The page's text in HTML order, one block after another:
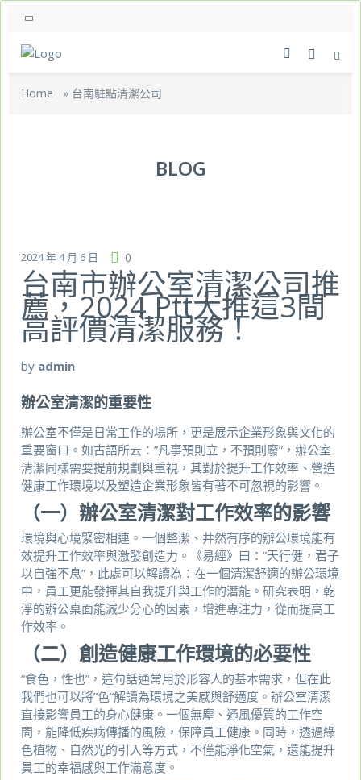
Home » 台南駐點清潔公司
BLOG
2024 年 4 月 6 日 0
台南市辦公室清潔公司推
薦，2024 Ptt大推這3間
高評價清潔服務！
by admin
辦公室清潔的重要性
辦公室不僅是日常工作的場所，更是展示企業形象與文化的
重要窗口。如古語所云：”凡事預則立，不預則廢”，辦公室
清潔同樣需要提前規劃與重視，其對於提升工作效率、營造
健康工作環境以及塑造企業形象皆有著不可忽視的影響。
（一）辦公室清潔對工作效率的影響
環境與心境緊密相連。一個整潔、井然有序的辦公環境能有
效提升工作效率與激發創造力。《易經》曰：”天行健，君子
以自強不息”，此處可以解讀為：在一個清潔舒適的辦公環境
中，員工更能發揮其自我提升與工作的潛能。研究表明，乾
淨的辦公桌面能減少分心的因素，增進專注力，從而提高工
作效率。
（二）創造健康工作環境的必要性
“食色，性也”，這句話通常用於形容人的基本需求，但在此
我們也可以將”色”解讀為環境之美感與舒適度。辦公室清潔
直接影響員工的身心健康。一個無塵、通風優質的工作空
間，能降低疾病傳播的風險，保障員工健康。同時，透過綠
色植物、自然光的引入等方式，不僅能淨化空氣，還能提升
員工的幸福感與工作滿意度。